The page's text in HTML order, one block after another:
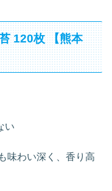
120枚 【熊本
い
味わい深く、香り高